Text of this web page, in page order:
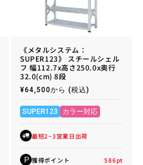
《メタルシステム：
SUPER123》 スチールシェル
フ 幅112.7x高さ250.0x奥行
32.0(cm) 8段
通
価
格
¥64,500から (税込)
SUPER123 カラー対応
最短2~3営業日出荷
P 獲得ポイント 586pt